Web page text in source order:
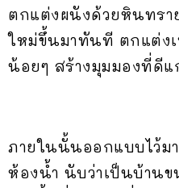
ตกแต่งผนังด้วยหินทรา
ใหม่ขึ้นมาทันที ตกแต่งเ
น้อยๆ สร้างมุมมองที่ดีแ
ภายในนั้นออกแบบไว้ม
ห้องน้ำ นับว่าเป็นบ้านข